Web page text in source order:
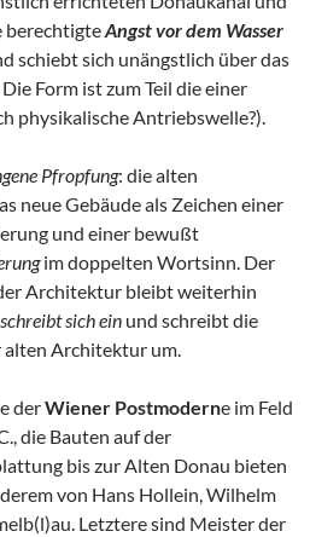
berechtigteAngst vor dem Wasser
schiebt sich unängstlich über das
Form ist zum Teil die einer
physikalische Antriebswelle?).
Pfropfung: die alten
neue Gebäude als Zeichen einer
und einer bewußt
im doppelten Wortsinn. Der
Architektur bleibt weiterhin
sich ein und schreibt die
alten Architektur um.
derWiener Postmoderne im Feld
die Bauten auf der
bis zur Alten Donau bieten
von Hans Hollein, Wilhelm
Letztere sind Meister der